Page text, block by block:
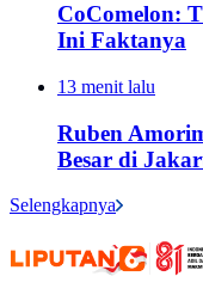
CoComelon:
Ini Faktanya
13 menit lalu
Ruben
Besar di
Selengkapnya